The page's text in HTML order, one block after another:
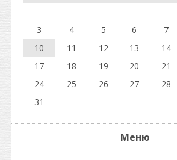
3
4 5 6 7
10
11 12 13 14
17
18 19 20 21
24
25 26 27 28
31
Меню